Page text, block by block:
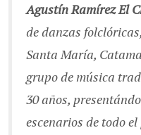
Agustín RamírezEl
de danzas
Santa María,
grupo de música
30 años,
escenarios de todo